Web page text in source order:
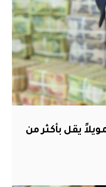
يقل بأكثر من